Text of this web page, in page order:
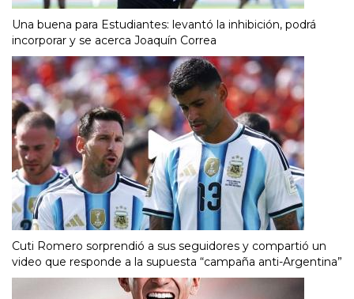
Una buena para Estudiantes: levantó la inhibición, podrá
incorporar y se acerca Joaquín Correa
Cuti Romero sorprendió a sus seguidores y compartió un
video que responde a la supuesta “campaña anti-Argentina”